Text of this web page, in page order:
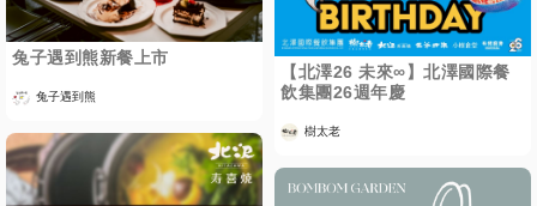
【北澤26 未來∞】北澤國際餐
飲集團26週年慶
樹太老
兔子遇到熊新餐上市
兔子遇到熊